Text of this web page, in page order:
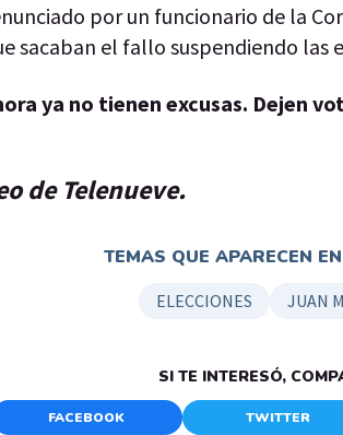
por un funcionario de la
sacaban el fallo suspendiendo las
ya no tienen excusas. Dejen
de Telenueve.
TEMAS QUE APARECEN
ELECCIONES JUAN
SI TE INTERESÓ,
FACEBOOK TWITTER